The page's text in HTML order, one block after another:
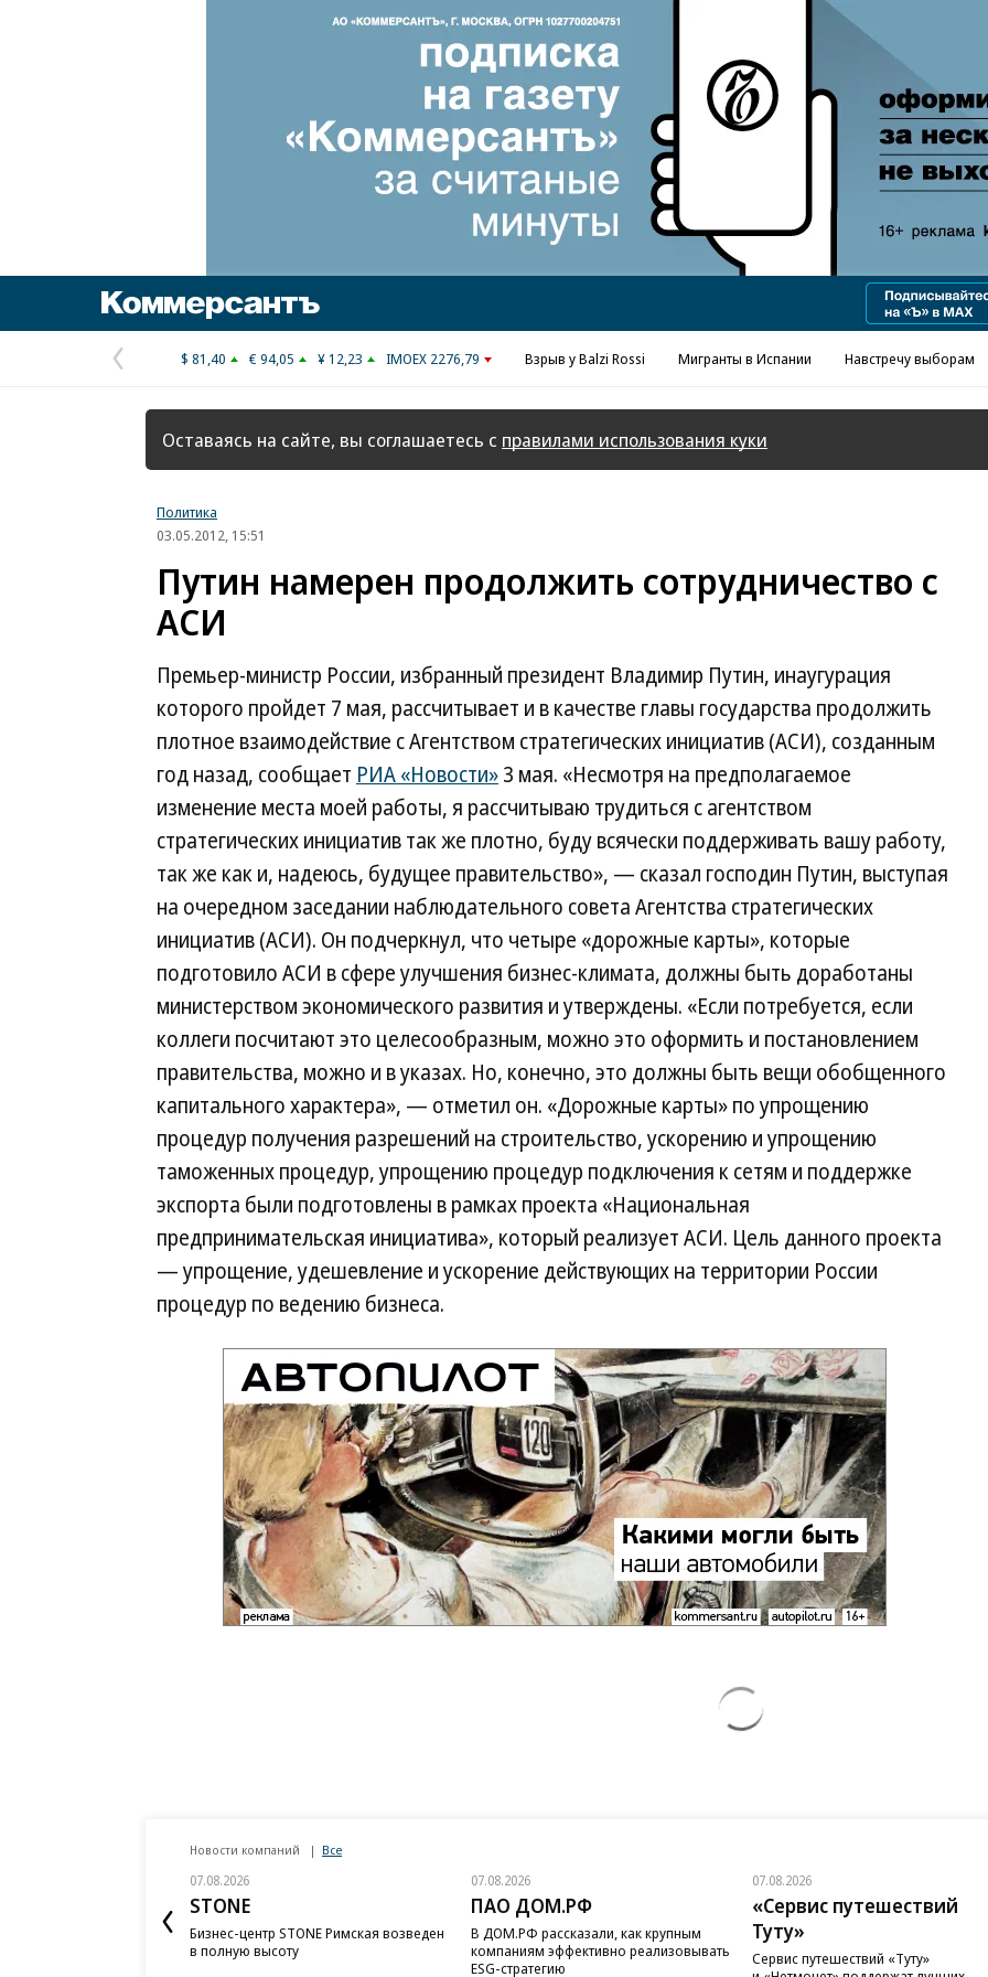
Реклама в «Ъ» www.kommersant.ru/ad
Предыдущая
страница
$ 81,40 € 94,05 ¥ 12,23 IMOEX 2276,79 Взрыв у Balzi Rossi Мигранты в Испании Навстречу выборам
Оставаясь на сайте, вы соглашаетесь с правилами использования куки
Политика
03.05.2012, 15:51
Путин намерен продолжить сотрудничество с
АСИ
Премьер-министр России, избранный президент Владимир Путин, инаугурация
которого пройдет 7 мая, рассчитывает и в качестве главы государства продолжить
плотное взаимодействие с Агентством стратегических инициатив (АСИ), созданным
год назад, сообщает РИА «Новости»3 мая. «Несмотря на предполагаемое
изменение места моей работы, я рассчитываю трудиться с агентством
стратегических инициатив так же плотно, буду всячески поддерживать вашу работу,
так же как и, надеюсь, будущее правительство», — сказал господин Путин, выступая
на очередном заседании наблюдательного совета Агентства стратегических
инициатив (АСИ). Он подчеркнул, что четыре «дорожные карты», которые
подготовило АСИ в сфере улучшения бизнес-климата, должны быть доработаны
министерством экономического развития и утверждены. «Если потребуется, если
коллеги посчитают это целесообразным, можно это оформить и постановлением
правительства, можно и в указах. Но, конечно, это должны быть вещи обобщенного
капитального характера», — отметил он. «Дорожные карты» по упрощению
процедур получения разрешений на строительство, ускорению и упрощению
таможенных процедур, упрощению процедур подключения к сетям и поддержке
экспорта были подготовлены в рамках проекта «Национальная
предпринимательская инициатива», который реализует АСИ. Цель данного проекта
— упрощение, удешевление и ускорение действующих на территории России
процедур по ведению бизнеса.
Новости компаний Все
07.08.2026
STONE
Бизнес-центр STONE Римская возведен
в полную высоту
07.08.2026
ПАО ДОМ.РФ
В ДОМ.РФ рассказали, как крупным
компаниям эффективно реализовывать
ESG-стратегию
07.08.2026
«Сервис путешествий
Туту»
Сервис путешествий «Туту»